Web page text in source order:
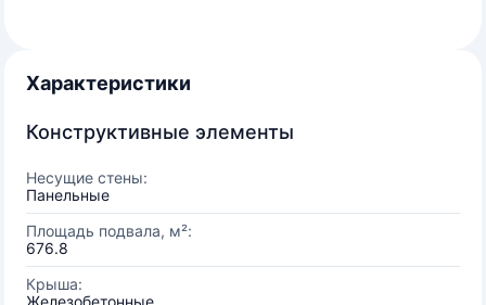
Характеристики
Конструктивные элементы
Несущие стены:
Панельные
Площадь подвала, м²:
676.8
Крыша:
Железобетонные